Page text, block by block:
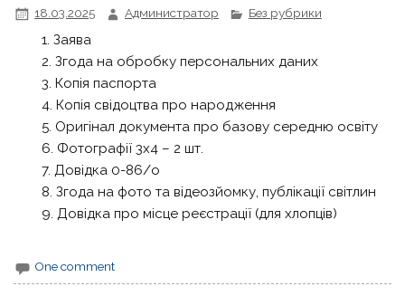
18.03.2025 Администратор Без рубрики
Заява
Згода на обробку персональних даних
Копія паспорта
Копія свідоцтва про народження
Оригінал документа про базову середню освіту
Фотографії 3х4 – 2 шт.
Довідка 0-86/о
Згода на фото та відеозйомку, публікації світлин
Довідка про місце реєстрації (для хлопців)
One comment